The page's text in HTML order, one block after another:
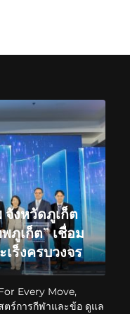
จังหวัดภูเก็ต
ภูเก็ต” เชื่อม
ร็งครบวงจร
Every Move,
ตร์การกีฬาและข้อ ดูแล